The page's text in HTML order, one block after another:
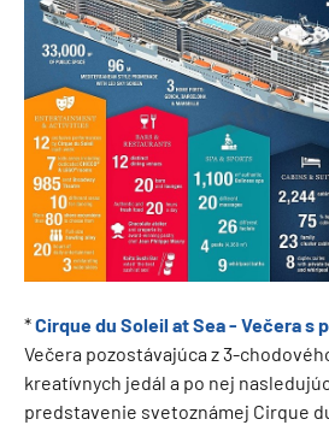
*Cirque du Soleil at Sea - Večera s
Večera pozostávajúca z 3-
kreatívnych jedál a po nej
predstavenie svetoznámej Cirque